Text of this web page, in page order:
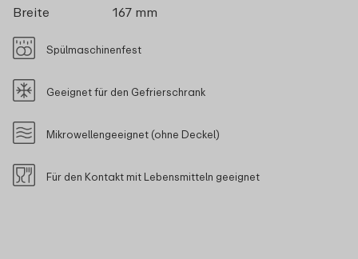
Breite
167 mm
Spülmaschinenfest
Geeignet für den Gefrierschrank
Mikrowellengeeignet (ohne Deckel)
Für den Kontakt mit Lebensmitteln geeignet